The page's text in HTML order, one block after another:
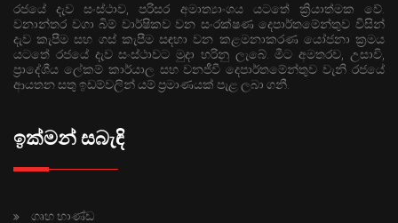
රජයේ දැව සංස්ථාව, පරිසර අමාත්‍යාංශය යටතේ ක්‍රියාත්මක වේ.
වනාන්තර වගා බිම් වාර්ෂිකව වන සංරක්ෂණ දෙපාර්තමේන්තුව විසින්
දැව කැපීම සහ ගස් කැපීම සඳහා වන කළමනාකරණ යෝජනා ක්‍රමය
යටතේ රජයේ දැව සංස්ථාවට මුදා හරිනු ලැබේ. මීට අමතරව, උසාවි,
ප්‍රාදේශීය ලේකම් කාර්යාල සහ වනජීවී දෙපාර්තමේන්තුව වැනි රජයේ
ආයතන සතු ඉඩම්වලින් යම් ප්‍රමාණයක් පැළ ලබා ගනී.
ඉක්මන් සබැඳි
ගෘහ භාණ්ඩ